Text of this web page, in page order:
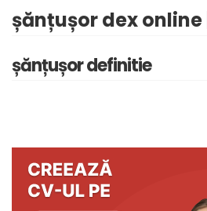
șănțușor dex
șănțușor definitie